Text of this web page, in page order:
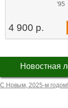
'95
4 900 р.
Новостная
С Новым, 2025-м годом!